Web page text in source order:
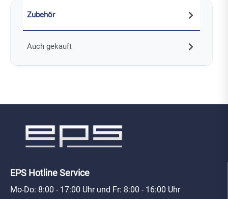
Zubehör
Auch gekauft
EPS Hotline Service
Mo-Do: 8:00 - 17:00 Uhr und Fr: 8:00 - 16:00 Uhr